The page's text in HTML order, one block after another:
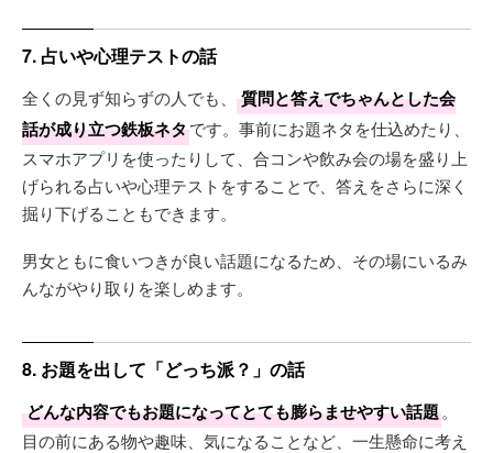
7. 占いや心理テストの話
全くの見ず知らずの人でも、
質問と答えでちゃんとした会
話が成り立つ鉄板ネタです。事前にお題ネタを仕込めたり、
スマホアプリを使ったりして、合コンや飲み会の場を盛り上
げられる占いや心理テストをすることで、答えをさらに深く
掘り下げることもできます。
男女ともに食いつきが良い話題になるため、その場にいるみ
んながやり取りを楽しめます。
8. お題を出して「どっち派？」の話
どんな内容でもお題になってとても膨らませやすい話題。
目の前にある物や趣味、気になることなど、一生懸命に考え